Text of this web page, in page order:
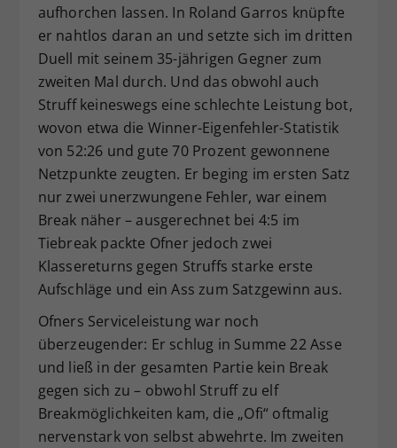
aufhorchen lassen. In Roland Garros knüpfte
er nahtlos daran an und setzte sich im dritten
Duell mit seinem 35-jährigen Gegner zum
zweiten Mal durch. Und das obwohl auch
Struff keineswegs eine schlechte Leistung bot,
wovon etwa die Winner-Eigenfehler-Statistik
von 52:26 und gute 70 Prozent gewonnene
Netzpunkte zeugten. Er beging im ersten Satz
nur zwei unerzwungene Fehler, war einem
Break näher – ausgerechnet bei 4:5 im
Tiebreak packte Ofner jedoch zwei
Klassereturns gegen Struffs starke erste
Aufschläge und ein Ass zum Satzgewinn aus.
Ofners Serviceleistung war noch
überzeugender: Er schlug in Summe 22 Asse
und ließ in der gesamten Partie kein Break
gegen sich zu – obwohl Struff zu elf
Breakmöglichkeiten kam, die „Ofi“ oftmalig
nervenstark von selbst abwehrte. Im zweiten